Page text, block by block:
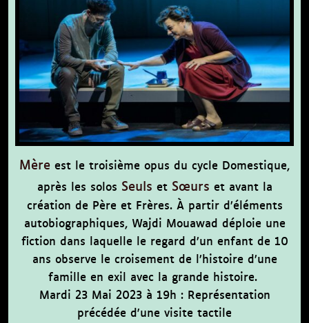
Mère est le troisième opus du cycle Domestique,
après les solos Seuls et Sœurs et avant la
création de Père et Frères. À partir d’éléments
autobiographiques, Wajdi Mouawad déploie une
fiction dans laquelle le regard d’un enfant de 10
ans observe le croisement de l’histoire d’une
famille en exil avec la grande histoire.
Mardi 23 Mai 2023 à 19h : Représentation
précédée d'une visite tactile